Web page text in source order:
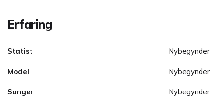
Erfaring
Statist Nybegynder
Model Nybegynder
Sanger Nybegynder